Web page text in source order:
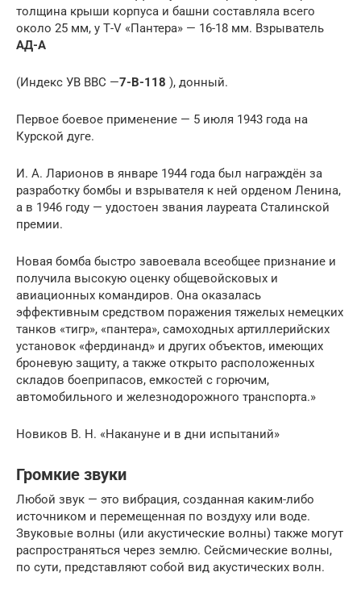
толщина крыши корпуса и башни составляла всего
около 25 мм, у Т-V «Пантера» — 16-18 мм. Взрыватель
АД-А
(Индекс УВ ВВС —7-В-118 ), донный.
Первое боевое применение — 5 июля 1943 года на
Курской дуге.
И. А. Ларионов в январе 1944 года был награждён за
разработку бомбы и взрывателя к ней орденом Ленина,
а в 1946 году — удостоен звания лауреата Сталинской
премии.
Новая бомба быстро завоевала всеобщее признание и
получила высокую оценку общевойсковых и
авиационных командиров. Она оказалась
эффективным средством поражения тяжелых немецких
танков «тигр», «пантера», самоходных артиллерийских
установок «фердинанд» и других объектов, имеющих
броневую защиту, а также открыто расположенных
складов боеприпасов, емкостей с горючим,
автомобильного и железнодорожного транспорта.»
Новиков В. Н. «Накануне и в дни испытаний»
Громкие звуки
Любой звук — это вибрация, созданная каким-либо
источником и перемещенная по воздуху или воде.
Звуковые волны (или акустические волны) также могут
распространяться через землю. Сейсмические волны,
по сути, представляют собой вид акустических волн.